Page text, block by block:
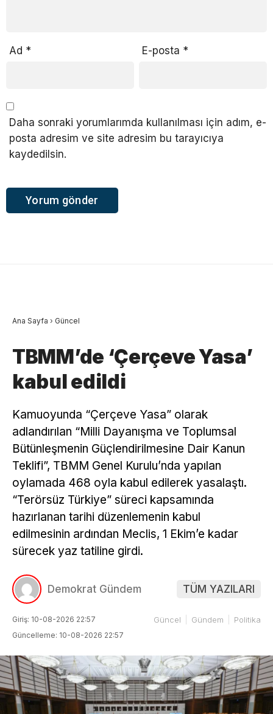
Ad * E-posta *
Daha sonraki yorumlarımda kullanılması için adım, e-
posta adresim ve site adresim bu tarayıcıya
kaydedilsin.
Ana Sayfa › Güncel
TBMM’de ‘Çerçeve Yasa’
kabul edildi
Kamuoyunda “Çerçeve Yasa” olarak
adlandırılan “Milli Dayanışma ve Toplumsal
Bütünleşmenin Güçlendirilmesine Dair Kanun
Teklifi”, TBMM Genel Kurulu’nda yapılan
oylamada 468 oyla kabul edilerek yasalaştı.
“Terörsüz Türkiye” süreci kapsamında
hazırlanan tarihi düzenlemenin kabul
edilmesinin ardından Meclis, 1 Ekim’e kadar
sürecek yaz tatiline girdi.
Demokrat Gündem TÜM YAZILARI
Giriş: 10-08-2026 22:57
Güncelleme: 10-08-2026 22:57
Güncel Gündem Politika